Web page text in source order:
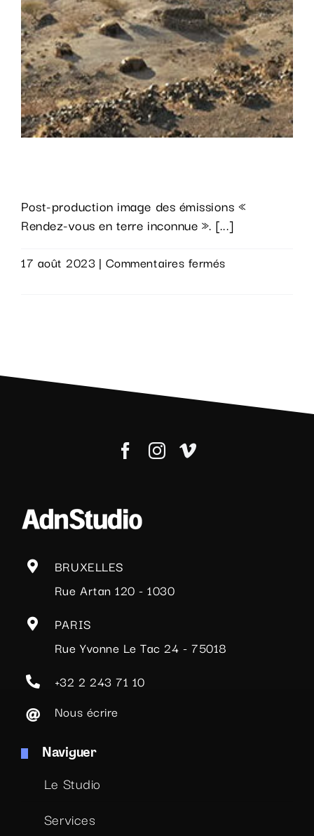
Post-production image des émissions «
Rendez-vous en terre inconnue ». [...]
17 août 2023 | Commentaires ferméssur
BRUXELLES
Rue Artan 120 - 1030
PARIS
Rue Yvonne Le Tac 24 - 75018
+32 2 243 71 10
Nous écrire
Naviguer
Le Studio
Services